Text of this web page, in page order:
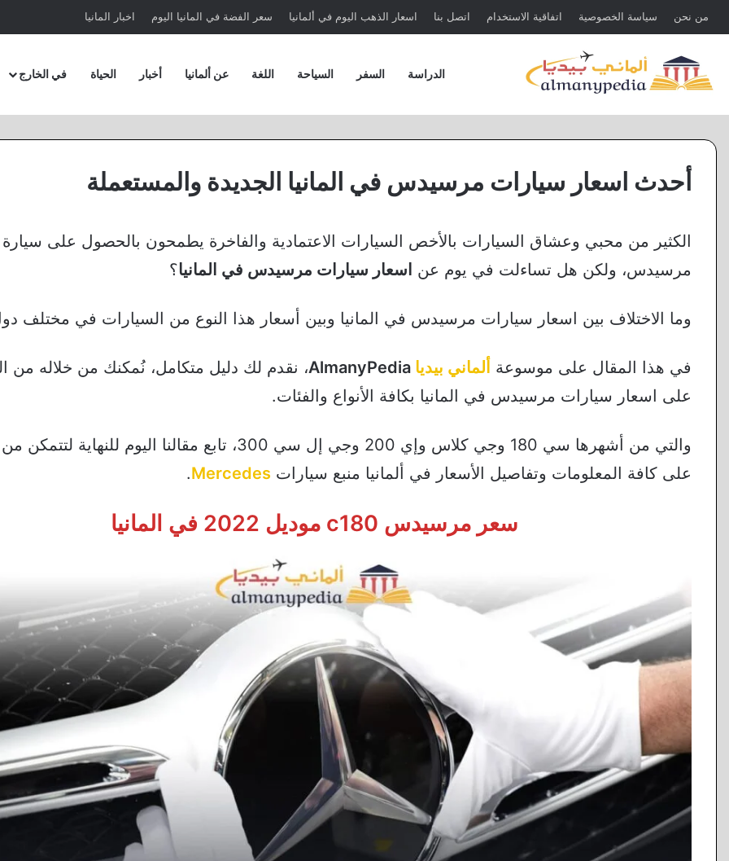
من نحن سياسة الخصوصية اتفاقية الاستخدام اتصل بنا اسعار الذهب اليوم في ألمانيا سعر الفضة في المانيا اليوم اخبار المانيا
الدراسة السفر السياحة اللغة عن ألمانيا أخبار الحياة في الخارج
أحدث اسعار سيارات مرسيدس في المانيا الجديدة والمستعملة
الكثير من محبي وعشاق السيارات بالأخص السيارات الاعتمادية والفاخرة يطمحون بالحصول على سيارة
مرسيدس، ولكن هل تساءلت في يوم عن اسعار سيارات مرسيدس في المانيا؟
وما الاختلاف بين اسعار سيارات مرسيدس في المانيا وبين أسعار هذا النوع من السيارات في مختلف
في هذا المقال على موسوعة ألماني بيديا
، نقدم لك دليل متكامل، نُمكنك من خلاله من
على اسعار سيارات مرسيدس في المانيا بكافة الأنواع والفئات.
والتي من أشهرها سي 180 وجي كلاس وإي 200 وجي إل سي 300، تابع مقالنا اليوم
على كافة المعلومات وتفاصيل الأسعار في ألمانيا منبع سيارات Mercedes
.
سعر مرسيدس c180 موديل 2022 في المانيا